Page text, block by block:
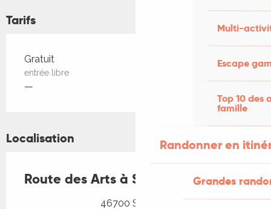
Multi-
Escape
Top 10 des
famille
Randonner en
Grandes
Tarifs
Tarifs 2026
Gratuit
entrée libre
—
Localisation
Route des Arts à Sérignac
46700 Sérignac